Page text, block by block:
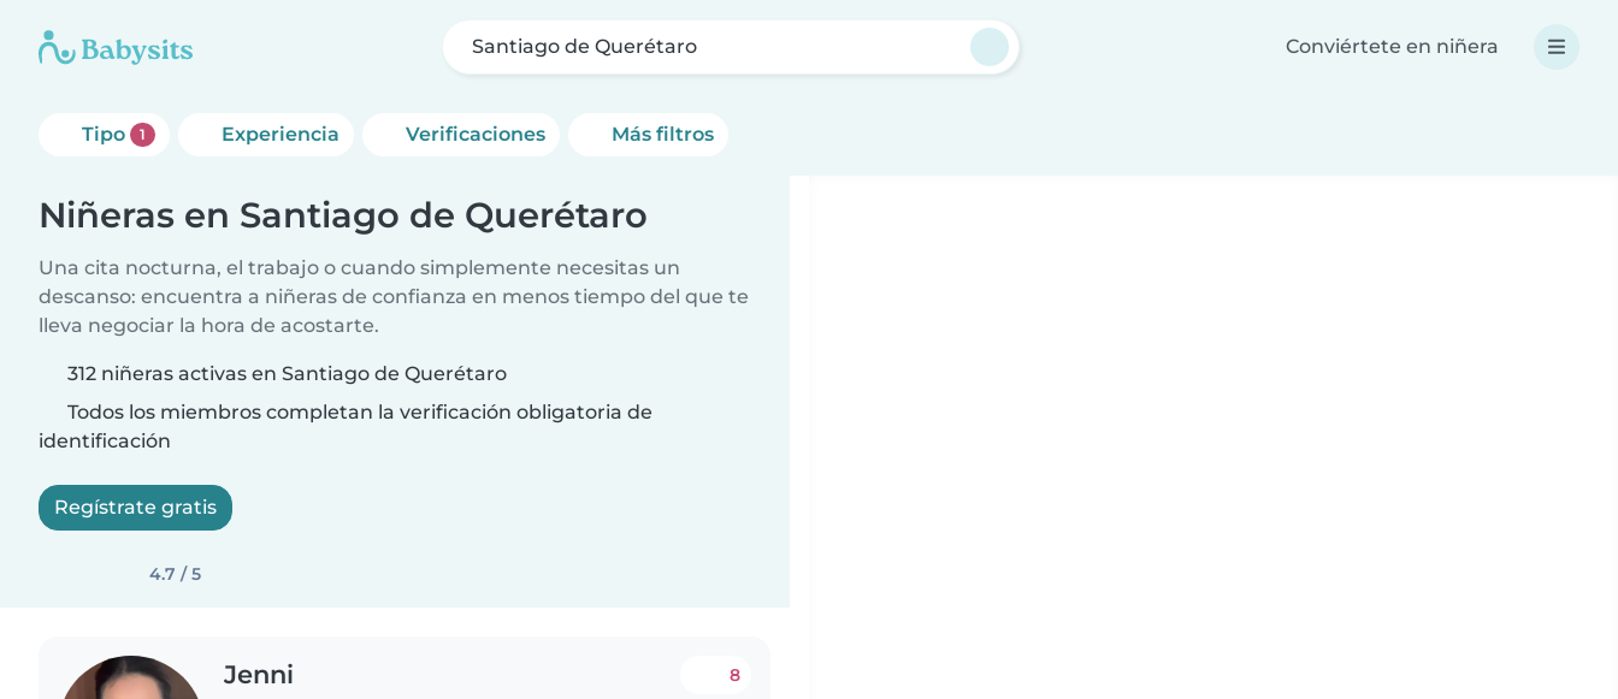
Santiago de Querétaro Conviértete en niñera
Tipo 1 Experiencia Verificaciones Más filtros
Niñeras en Santiago de Querétaro
Una cita nocturna, el trabajo o cuando simplemente necesitas un
descanso: encuentra a niñeras de confianza en menos tiempo del que te
lleva negociar la hora de acostarte.
312 niñeras activas en Santiago de Querétaro
Todos los miembros completan la verificación obligatoria de
identificación
Regístrate gratis
4.7 / 5
Jenni 8